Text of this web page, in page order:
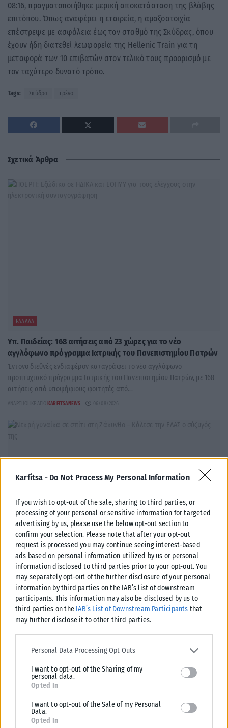
Karfitsa - Do Not Process My Personal Information
If you wish to opt-out of the sale, sharing to third parties, or
processing of your personal or sensitive information for targeted
advertising by us, please use the below opt-out section to
confirm your selection. Please note that after your opt-out
request is processed you may continue seeing interest-based
ads based on personal information utilized by us or personal
information disclosed to third parties prior to your opt-out. You
may separately opt-out of the further disclosure of your personal
information by third parties on the IAB’s list of downstream
participants. This information may also be disclosed by us to
third parties on the IAB’s List of Downstream Participants that
may further disclose it to other third parties.
Please note that this website/app uses one or more Google
services and may gather and store information including but not
deny consent to Google and its third-party tags to use your data
for below specified purposes in below Google consent section.
Personal Data Processing Opt Outs
I want to opt-out of the Sharing of my
personal data.
Opted In
I want to opt-out of the Sale of my Personal
Data.
Opted In
08:16, πραγματοποιήθηκε μερική αποκατάσταση της βλάβης
επιτόπου. Όπως αναφέρει η εταιρεία, η αμαξοστοιχία
επέστρεψε με ασφάλεια έως τον σταθμό της Σκύδρας, όπου
έχουν ήδη διατεθεί λεωφορεία της Hellenic Train για τη
μεταφορά των 10 επιβατών στον τελικό τους προορισμό με
τον ταχύτερο δυνατό τρόπο.
Tags: Σκύδρα τρένο
Σχετικά Άρθρα
ΕΛΛΆΔΑ
Υπ. Παιδείας: 168 αιτήσεις από 23 χώρες για το νέο
αγγλόφωνο πρόγραμμα Ιατρικής του Πανεπιστημίου Πατρών
Έντονο διεθνές ενδιαφέρον καταγράφει το νέο αγγλόφωνο
προπτυχιακό πρόγραμμα Ιατρικής του Πανεπιστημίου Πατρών, με 168
αιτήσεις από υποψήφιους φοιτητές από...
KARFITSANEWS
ΕΛΛΆΔΑ
Παράσυρση πεζού από ΙΧ στον Δενδροπόταμο
Παράσυρση πεζού από αυτοκίνητο σημειώθηκε λίγο πριν τις 5 μ.μ. στις
γραμμές των τρένων, σε σημείο λίγο πριν τον Δενδροπόταμο....
ΑΝΑΡΤΉΘΗΚΕ ΑΠΌKARFITSANEWS 06/08/2026